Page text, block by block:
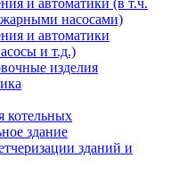
и автоматики (в т.ч.
насосами)
и автоматики
и т.д.)
изделия
котельных
здание
зданий и